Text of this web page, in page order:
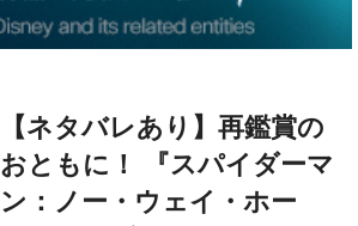
【ネタバレあり】再鑑賞の
おともに！ 『スパイダーマ
ン：ノー・ウェイ・ホー